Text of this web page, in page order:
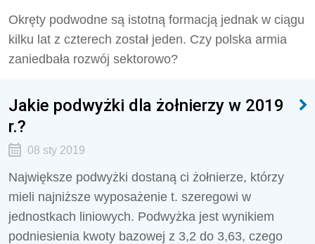
Okręty podwodne są istotną formacją jednak w ciągu
kilku lat z czterech został jeden. Czy polska armia
zaniedbała rozwój sektorowo?
Jakie podwyżki dla żołnierzy w 2019
r.?
08 sty 2019
Największe podwyżki dostaną ci żołnierze, którzy
mieli najniższe wyposażenie t. szeregowi w
jednostkach liniowych. Podwyżka jest wynikiem
podniesienia kwoty bazowej z 3,2 do 3,63, czego